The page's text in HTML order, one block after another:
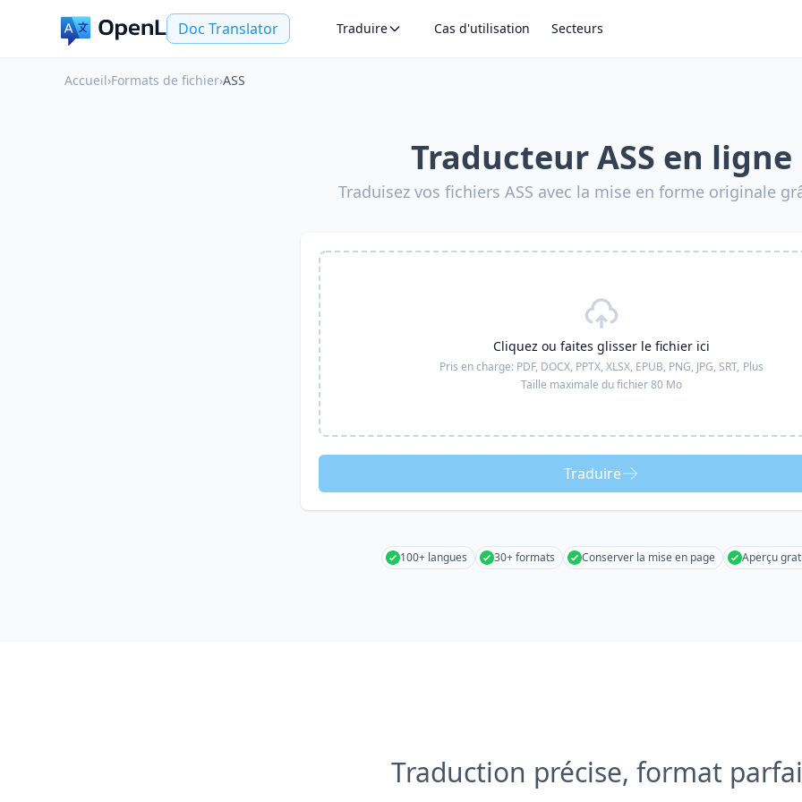
Doc Translator Traduire Cas d'utilisation Secteurs
Accueil›Formats de fichier›ASS
Traducteur ASS en ligne
Traduisez vos fichiers ASS avec la mise en forme originale
Cliquez ou faites glisser le fichier ici
Pris en charge: PDF, DOCX, PPTX, XLSX, EPUB, PNG, JPG, SRT, Plus
Taille maximale du fichier 80 Mo
Traduire
100+ langues 30+ formats Conserver la mise en page Aperçu
Traduction précise, format